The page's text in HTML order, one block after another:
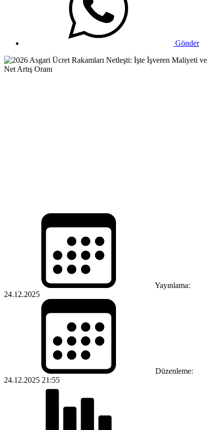
Gönder
Yayınlama:
24.12.2025
Düzenleme:
24.12.2025 21:55